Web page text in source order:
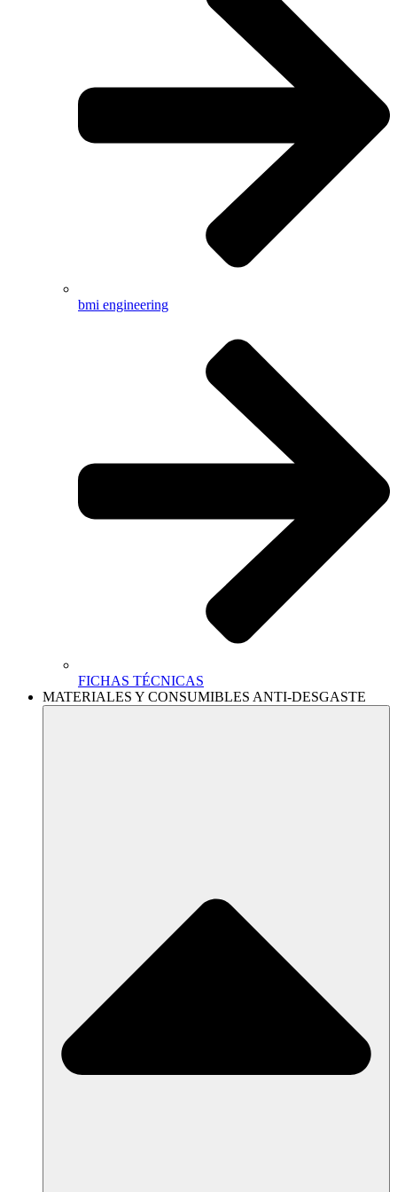
bmi engineering
FICHAS TÉCNICAS
MATERIALES Y CONSUMIBLES ANTI-DESGASTE